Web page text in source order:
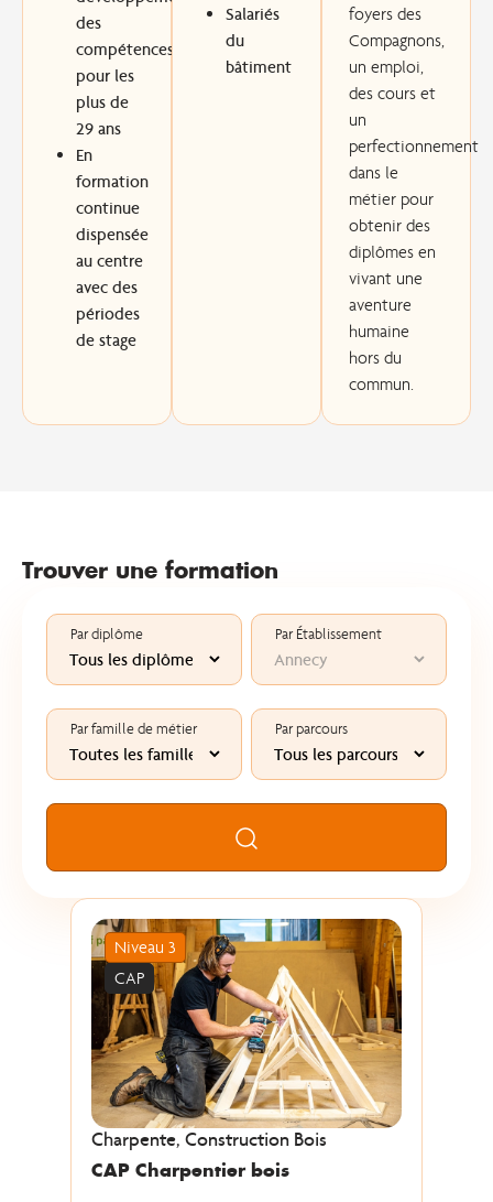
des
compétences,
pour les
plus de
29 ans
En
formation
continue
dispensée
au centre
avec des
périodes
de stage
Salariés
du
bâtiment
foyers des
Compagnons,
un emploi,
des cours et
un
perfectionnement
dans le
métier pour
obtenir des
diplômes en
vivant une
aventure
humaine
hors du
commun.
Trouver une formation
Par diplôme Par Établissement
Par famille de métier Par parcours
Rechercher
Niveau 3
CAP
Charpente, Construction Bois
CAP Charpentier bois